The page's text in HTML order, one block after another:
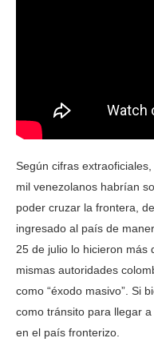
Según cifras
mil venezolanos habrían
poder cruzar la frontera,
ingresado al país de
25 de julio lo hicieron más
mismas autoridades
como “éxodo masivo”. Si
como tránsito para llegar
en el país fronterizo.